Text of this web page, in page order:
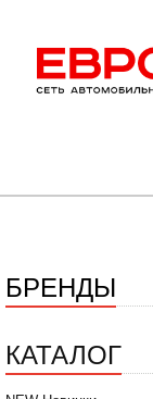
БРЕНДЫ
КАТАЛОГ